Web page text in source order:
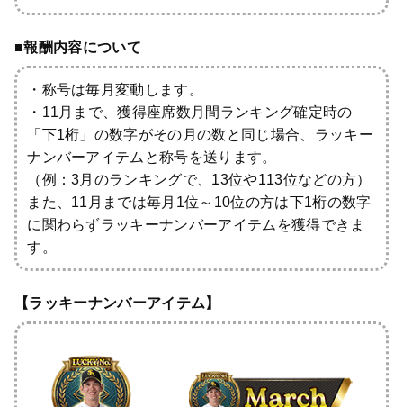
■報酬内容について
・称号は毎月変動します。
・11月まで、獲得座席数月間ランキング確定時の
「下1桁」の数字がその月の数と同じ場合、ラッキー
ナンバーアイテムと称号を送ります。
（例：3月のランキングで、13位や113位などの方）
また、11月までは毎月1位～10位の方は下1桁の数字
に関わらずラッキーナンバーアイテムを獲得できま
す。
【ラッキーナンバーアイテム】